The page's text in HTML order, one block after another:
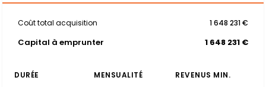
Coût total acquisition 1 648 231 €
Capital à emprunter 1 648 231 €
DURÉE MENSUALITÉ
REVENUS MIN.